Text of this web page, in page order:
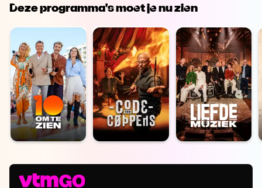
Deze programma's moet je nu zien